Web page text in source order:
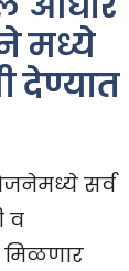
मध्ये
देण्यात
सर्व
व
मिळणार